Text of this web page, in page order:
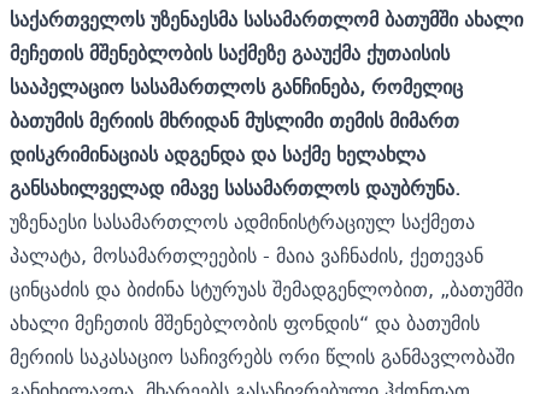
საქართველოს უზენაესმა სასამართლომ ბათუმში ახალი
მეჩეთის მშენებლობის საქმეზე გააუქმა ქუთაისის
სააპელაციო სასამართლოს განჩინება, რომელიც
ბათუმის მერიის მხრიდან მუსლიმი თემის მიმართ
დისკრიმინაციას ადგენდა და საქმე ხელახლა
განსახილველად იმავე სასამართლოს დაუბრუნა.
უზენაესი სასამართლოს ადმინისტრაციულ საქმეთა
პალატა, მოსამართლეების - მაია ვაჩნაძის, ქეთევან
ცინცაძის და ბიძინა სტურუას შემადგენლობით, „ბათუმში
ახალი მეჩეთის მშენებლობის ფონდის“ და ბათუმის
მერიის საკასაციო საჩივრებს ორი წლის განმავლობაში